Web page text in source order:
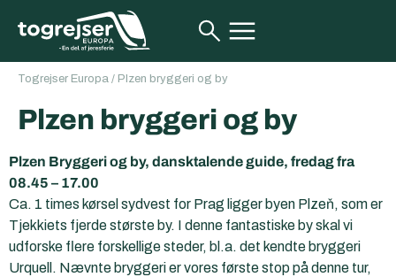
Togrejser Europa / Plzen bryggeri og by
Plzen bryggeri og by
Plzen Bryggeri og by, dansktalende guide, fredag fra
08.45 – 17.00
Ca. 1 times kørsel sydvest for Prag ligger byen Plzeň, som er
Tjekkiets fjerde største by. I denne fantastiske by skal vi
udforske flere forskellige steder, bl.a. det kendte bryggeri
Urquell. Nævnte bryggeri er vores første stop på denne tur,